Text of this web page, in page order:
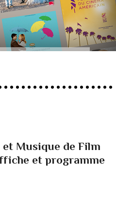
Musique de Film
et programme